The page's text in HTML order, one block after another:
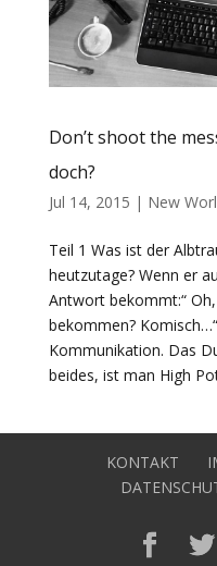
Don’t shoot the
doch?
Jul 14, 2015 | New
Teil 1 Was ist der
heutzutage? Wenn er
Antwort bekommt:“
bekommen?
Kommunikation. Das
beides, ist man High
KONTAKT